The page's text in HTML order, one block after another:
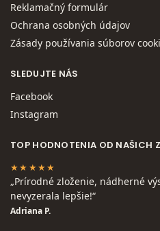
Reklamačný formulár
Ochrana osobných údajov
Zásady používania súborov
SLEDUJTE NÁS
Facebook
Instagram
TOP HODNOTENIA OD NAŠICH
★★★★★
„Prírodné zloženie, nádherné
nevyzerala lepšie!“
Adriana P.